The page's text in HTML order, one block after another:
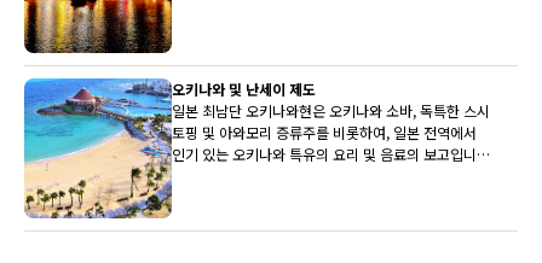
오키나와 및 난세이 제도
일본 최남단 오키나와현은 오키나와 소바, 독특한 스시
토핑 및 아와모리 증류주를 비롯하여, 일본 전역에서
인기 있는 오키나와 특유의 요리 및 음료의 보고입니